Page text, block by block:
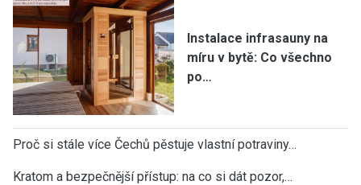
Instalace infrasauny na
míru v bytě: Co všechno
po…
Proč si stále více Čechů pěstuje vlastní potraviny…
Kratom a bezpečnější přístup: na co si dát pozor,…